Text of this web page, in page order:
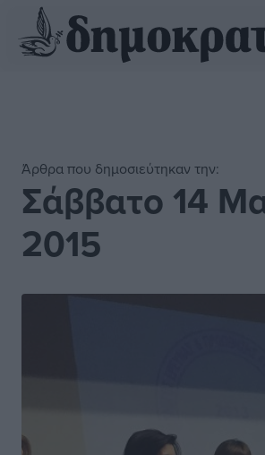
Άρθρα που δημοσιεύτηκαν την:
Σάββατο 14
2015